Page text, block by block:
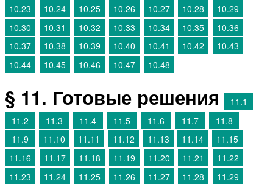
10.23
10.24 10.25 10.26 10.27 10.28
10.29
10.30
10.31 10.32 10.33 10.34 10.35
10.36
10.37
10.38 10.39 10.40 10.41 10.42
10.43
10.44
10.45 10.46 10.47 10.48
§ 11. Готовые решения
11.1
11.2
11.3 11.4 11.5 11.6 11.7
11.8
11.9
11.10 11.11 11.12 11.13 11.14
11.15
11.16
11.17 11.18 11.19 11.20 11.21
11.22
11.23
11.24 11.25 11.26 11.27 11.28
11.29